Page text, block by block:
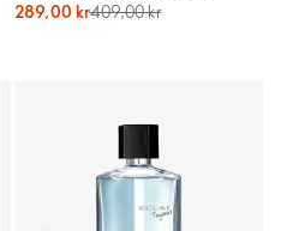
289,00 kr409,00 kr